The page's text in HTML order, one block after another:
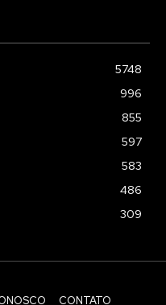
5748
996
855
597
583
486
309
CONTATO